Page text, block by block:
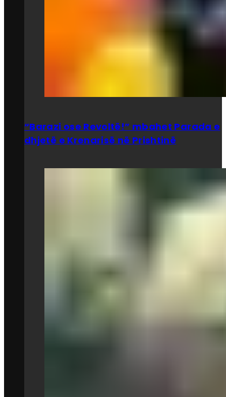
“Barazi ose Revoltë!” mbahet Parada e
dhjetë e Krenarisë në Prishtinë